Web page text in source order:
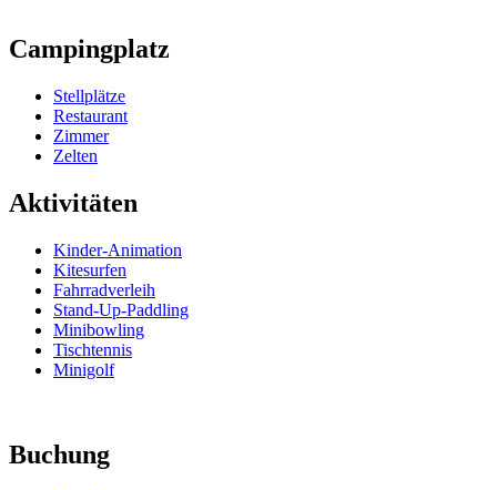
Campingplatz
Stellplätze
Restaurant
Zimmer
Zelten
Aktivitäten
Kinder-Animation
Kitesurfen
Fahrradverleih
Stand-Up-Paddling
Minibowling
Tischtennis
Minigolf
Buchung